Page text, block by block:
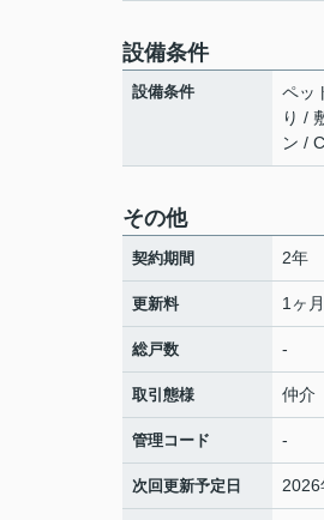
設備条件
設備条件
ペッ
り /
ン /
その他
契約期間 2年
更新料 1ヶ月
総戸数 -
取引態様 仲介
管理コード -
次回更新予定日 2026